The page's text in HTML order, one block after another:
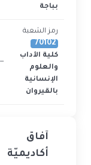
بباجة
رمز الشعبة
70102
كلية الآداب
والعلوم
الإنسانية
بالقيروان
—
آفاق
أكاديميّة